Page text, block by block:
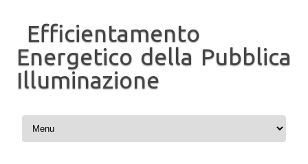
Efficientamento
Energetico della Pubblica
Illuminazione
Vai al contenuto